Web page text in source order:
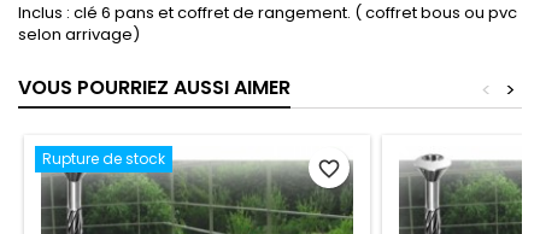
Inclus : clé 6 pans et coffret de rangement. ( coffret bous ou pvc
selon arrivage)
VOUS POURRIEZ AUSSI AIMER >
<
Rupture de stock favorite_border